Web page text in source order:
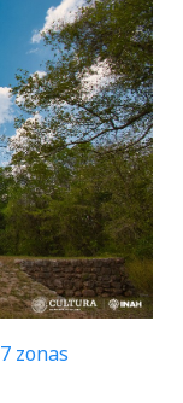
zonas